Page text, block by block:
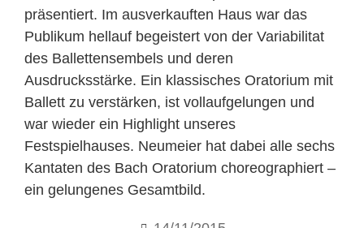
präsentiert. Im ausverkauften Haus war das
Publikum hellauf begeistert von der Variabilitat
des Ballettensembels und deren
Ausdrucksstärke. Ein klassisches Oratorium mit
Ballett zu verstärken, ist vollaufgelungen und
war wieder ein Highlight unseres
Festspielhauses. Neumeier hat dabei alle sechs
Kantaten des Bach Oratorium choreographiert –
ein gelungenes Gesamtbild.